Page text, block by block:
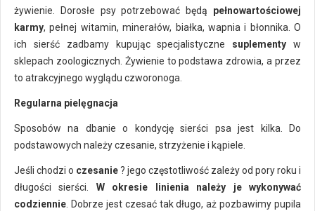
żywienie. Dorosłe psy potrzebować będą pełnowartościowej
karmy, pełnej witamin, minerałów, białka, wapnia i błonnika. O
ich sierść zadbamy kupując specjalistyczne suplementyw
sklepach zoologicznych. Żywienie to podstawa zdrowia, a przez
to atrakcyjnego wyglądu czworonoga.
Regularna pielęgnacja
Sposobów na dbanie o kondycję sierści psa jest kilka. Do
podstawowych należy czesanie, strzyżenie i kąpiele.
Jeśli chodzi o czesanie? jego częstotliwość zależy od pory roku i
długości sierści. W okresie linienia należy je wykonywać
codziennie . Dobrze jest czesać tak długo, aż pozbawimy pupila